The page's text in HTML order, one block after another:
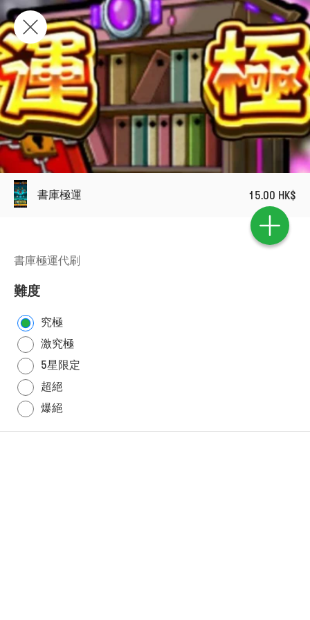
書庫極運 15.00 HK$
書庫極運代刷
難度
究極
激究極
5星限定
超絕
爆絕